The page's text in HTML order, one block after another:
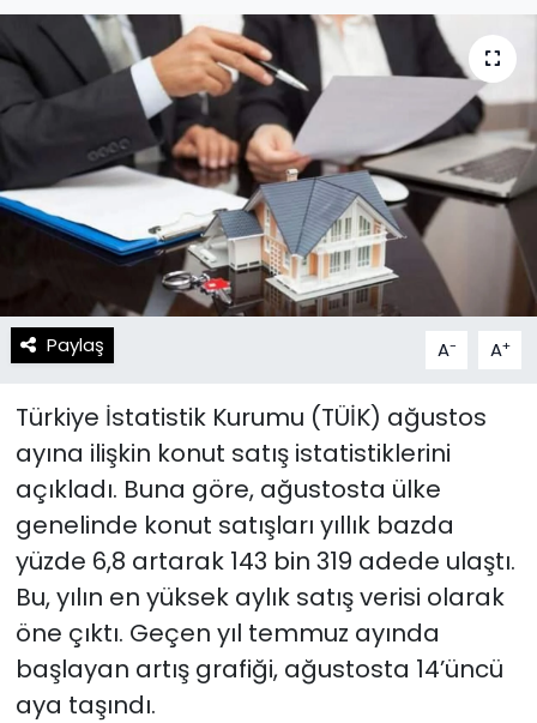
Paylaş A- A+
Türkiye İstatistik Kurumu (TÜİK) ağustos
ayına ilişkin konut satış istatistiklerini
açıkladı. Buna göre, ağustosta ülke
genelinde konut satışları yıllık bazda
yüzde 6,8 artarak 143 bin 319 adede ulaştı.
Bu, yılın en yüksek aylık satış verisi olarak
öne çıktı. Geçen yıl temmuz ayında
başlayan artış grafiği, ağustosta 14’üncü
aya taşındı.
Teknoloji
Resmi İlanlar
Yaşam
Gizlilik Sözleşmesi
İletişim